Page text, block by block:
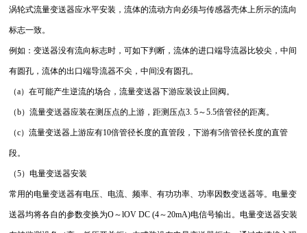
涡轮式流量变送器应水平安装，流体的流动方向必须与传感器壳体上所示的流向
标志一致。
例如：变送器没有流向标志时，可如下判断，流体的进口端导流器比较尖，中间
有圆孔，流体的出口端导流器不尖，中间没有圆孔。
（a）在可能产生逆流的场合，流量变送器下游应装设止回阀。
（b）流量变送器应装在测压点的上游，距测压点3. 5～5.5倍管径的距离。
（c）流量变送器上游应有10倍管径长度的直管段，下游有5倍管径长度的直管
段。
（5）电量变送器安装
常用的电量变送器有电压、电流、频率、有功功率、功率因数变送器等。电量变
送器均将各自的参数变换为O～lOV DC (4～20mA)电信号输出。电量变送器安装